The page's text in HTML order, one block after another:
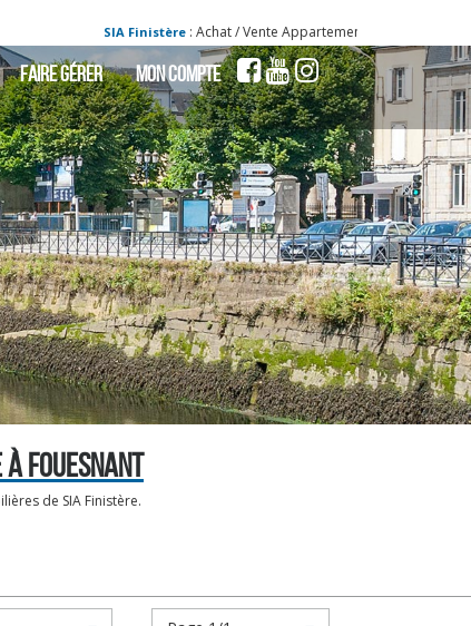
SIA Finistère: Achat / Vente Appartement FOUESNANT -
FAIRE GÉRER MON COMPTE
FOUESNANT
de SIA Finistère.